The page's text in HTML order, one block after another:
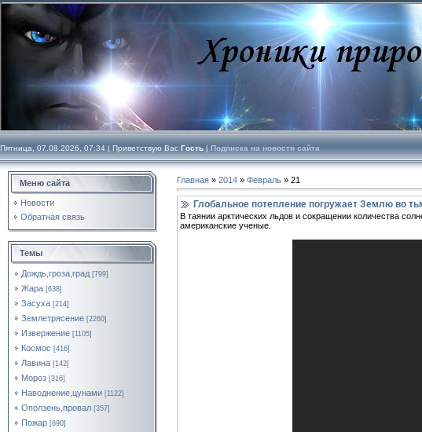
Пятница, 07.08.2026, 07:34 | Приветствую Вас Гость | Подписка на новости сайта
Меню сайта
Новости
Обратная связь
Темы
Дождь,гроза,град [799]
Жара [638]
Засуха [214]
Землетрясение [2260]
Извержение [1105]
Космос [416]
Лавина [142]
Мороз [316]
Наводнение,цунами [1122]
Оползень,провал [357]
Пожар [690]
Главная » 2014 » Февраль » 21
Глобальное потепление погружает Землю во
В таянии арктических льдов и сокращении количества
американские ученые.